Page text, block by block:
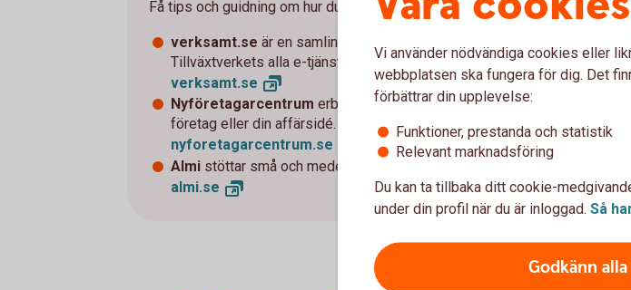
Få tips och guidning om hur du startar och driver företag.
verksamt.se är en samlingsplats för Bolagsverkets, Skatteverkets och
Tillväxtverkets alla e-tjänster.
verksamt.se
Nyföretagarcentrum erbjuder kostnadsfri rådgivning när du behöver
företag eller din affärsidé.
nyforetagarcentrum.se
Almi stöttar små och medelstora bolag med lån, riskkapital och
almi.se
Vi använder nödvändiga cookies eller
webbplatsen ska fungera för dig. Det
förbättrar din upplevelse:
Funktioner, prestanda och statistik
Relevant marknadsföring
Du kan ta tillbaka ditt cookie-
under din profil när du är inloggad. Så
Godkänn